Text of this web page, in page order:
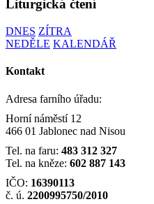
Liturgická čtení
DNES ZÍTRA
NEDĚLE KALENDÁŘ
Kontakt
Adresa farního úřadu:
Horní náměstí 12
466 01 Jablonec nad Nisou
Tel. na faru: 483 312 327
Tel. na kněze: 602 887 143
IČO: 16390113
č. ú. 2200995750/2010